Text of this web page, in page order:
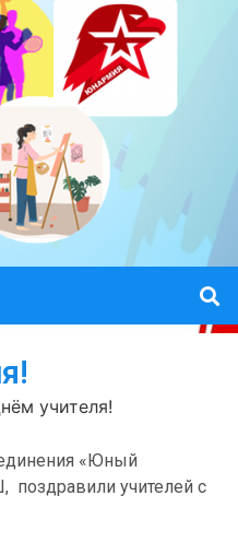
учителя!
«Юный
поздравили учителей с